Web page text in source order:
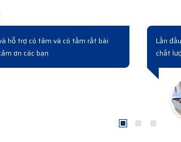
rồi công ty cải tạo nâng cấp hệ thống có mua mấy
từ lúc hỏi mua đến giao hàng và bàn giao rất